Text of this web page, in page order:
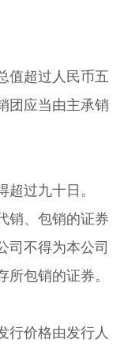
值超过人民币五
团应当由主承销
过九十日。
销、包销的证券
司不得为本公司
包销的证券。
行价格由发行人